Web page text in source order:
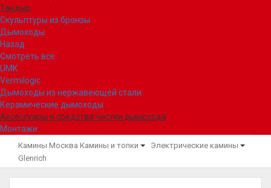
Тандыр
Скульптуры из бронзы
Дымоходы
Назад
Смотреть все
UMK
Vermilogic
Дымоходы из нержавеющей стали
Керамические дымоходы
Аксессуары и средства чистки дымохода
Монтажи
Камины Москва Камины и топки
Электрические камины
Glenrich